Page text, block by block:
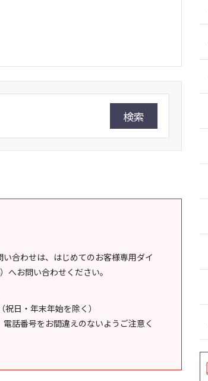
検索
合わせは、はじめてのお客様専用ダイ
） へお問い合わせください。
日・年末年始を除く）
電話番号をお間違えのないようご注意く